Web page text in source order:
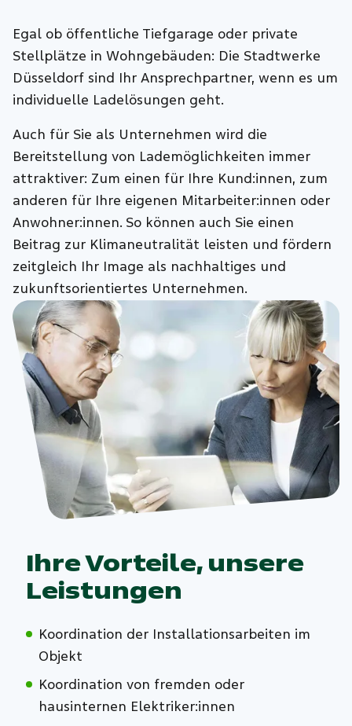
Egal ob öffentliche Tiefgarage oder private
Stellplätze in Wohngebäuden: Die Stadtwerke
Düsseldorf sind Ihr Ansprechpartner, wenn es um
individuelle Ladelösungen geht.
Auch für Sie als Unternehmen wird die
Bereitstellung von Lademöglichkeiten immer
attraktiver: Zum einen für Ihre Kund:innen, zum
anderen für Ihre eigenen Mitarbeiter:innen oder
Anwohner:innen. So können auch Sie einen
Beitrag zur Klimaneutralität leisten und fördern
zeitgleich Ihr Image als nachhaltiges und
zukunftsorientiertes Unternehmen.
Ihre Vorteile, unsere
Leistungen
Koordination der Installationsarbeiten im
Objekt
Koordination von fremden oder
hausinternen Elektriker:innen